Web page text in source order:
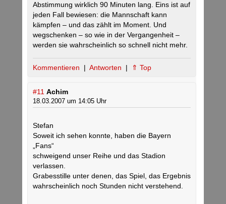
Abstimmung wirklich 90 Minuten lang. Eins ist auf
jeden Fall bewiesen: die Mannschaft kann
kämpfen – und das zählt im Moment. Und
wegschenken – so wie in der Vergangenheit –
werden sie wahrscheinlich so schnell nicht mehr.
Kommentieren | Antworten | ⇑ Top
#11 Achim
18.03.2007 um 14:05 Uhr
Stefan
Soweit ich sehen konnte, haben die Bayern
„Fans“
schweigend unser Reihe und das Stadion
verlassen.
Grabesstille unter denen, das Spiel, das Ergebnis
wahrscheinlich noch Stunden nicht verstehend.